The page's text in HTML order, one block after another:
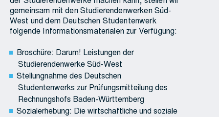
gemeinsam mit den Studierendenwerken Süd-
West und dem Deutschen Studentenwerk
folgende Informationsmaterialen zur Verfügung:
Broschüre: Darum! Leistungen der
Studierendenwerke Süd-West
Stellungnahme des Deutschen
Studentenwerks zur Prüfungsmitteilung des
Rechnungshofs Baden-Württemberg
Sozialerhebung: Die wirtschaftliche und soziale